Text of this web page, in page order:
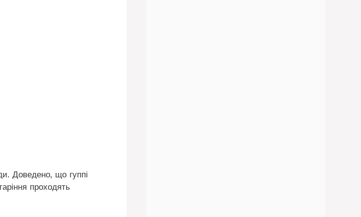
Доведено, що гуппі
проходять